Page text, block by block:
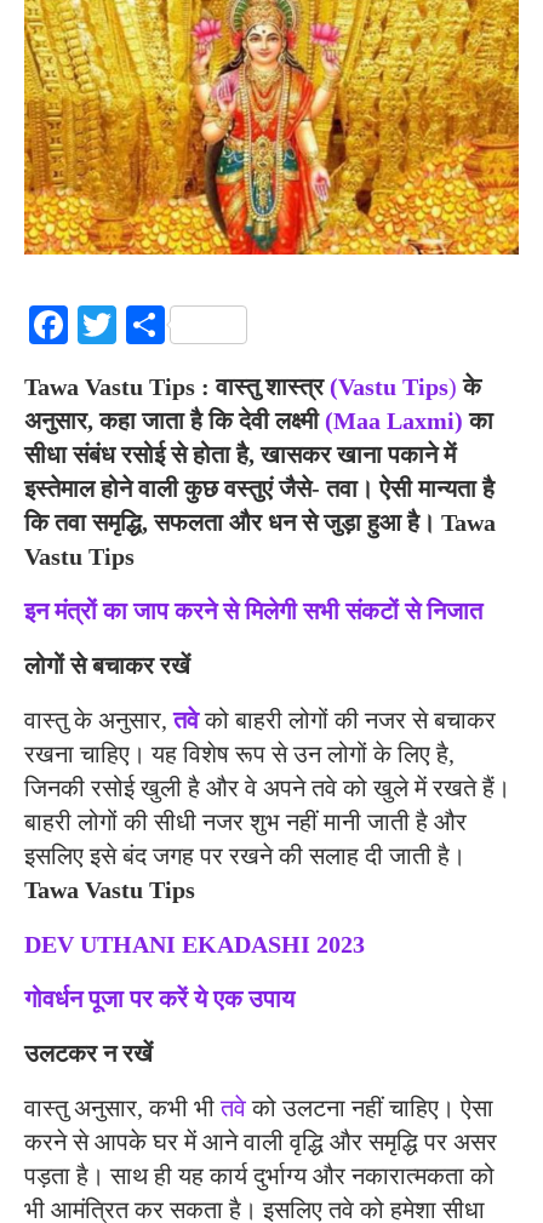
Facebook
Twitter
Share
Tawa Vastu Tips :वास्तु शास्त्र (Vastu Tips)के
अनुसार, कहा जाता है कि देवी लक्ष्मी (Maa Laxmi)का
सीधा संबंध रसोई से होता है, खासकर खाना पकाने में
इस्तेमाल होने वाली कुछ वस्तुएं जैसे- तवा। ऐसी मान्यता है
कि तवा समृद्धि, सफलता और धन से जुड़ा हुआ है। Tawa
Vastu Tips
इन मंत्रों का जाप करने से मिलेगी सभी संकटों से निजात
लोगों से बचाकर रखें
वास्तु के अनुसार,तवेको बाहरी लोगों की नजर से बचाकर
रखना चाहिए। यह विशेष रूप से उन लोगों के लिए है,
जिनकी रसोई खुली है और वे अपने तवे को खुले में रखते हैं।
बाहरी लोगों की सीधी नजर शुभ नहीं मानी जाती है और
इसलिए इसे बंद जगह पर रखने की सलाह दी जाती है।
Tawa Vastu Tips
DEV UTHANI EKADASHI 2023
गोवर्धन पूजा पर करें ये एक उपाय
उलटकर न रखें
वास्तु अनुसार, कभी भीतवेको उलटना नहीं चाहिए। ऐसा
करने से आपके घर में आने वाली वृद्धि और समृद्धि पर असर
पड़ता है। साथ ही यह कार्य दुर्भाग्य और नकारात्मकता को
भी आमंत्रित कर सकता है। इसलिए तवे को हमेशा सीधा